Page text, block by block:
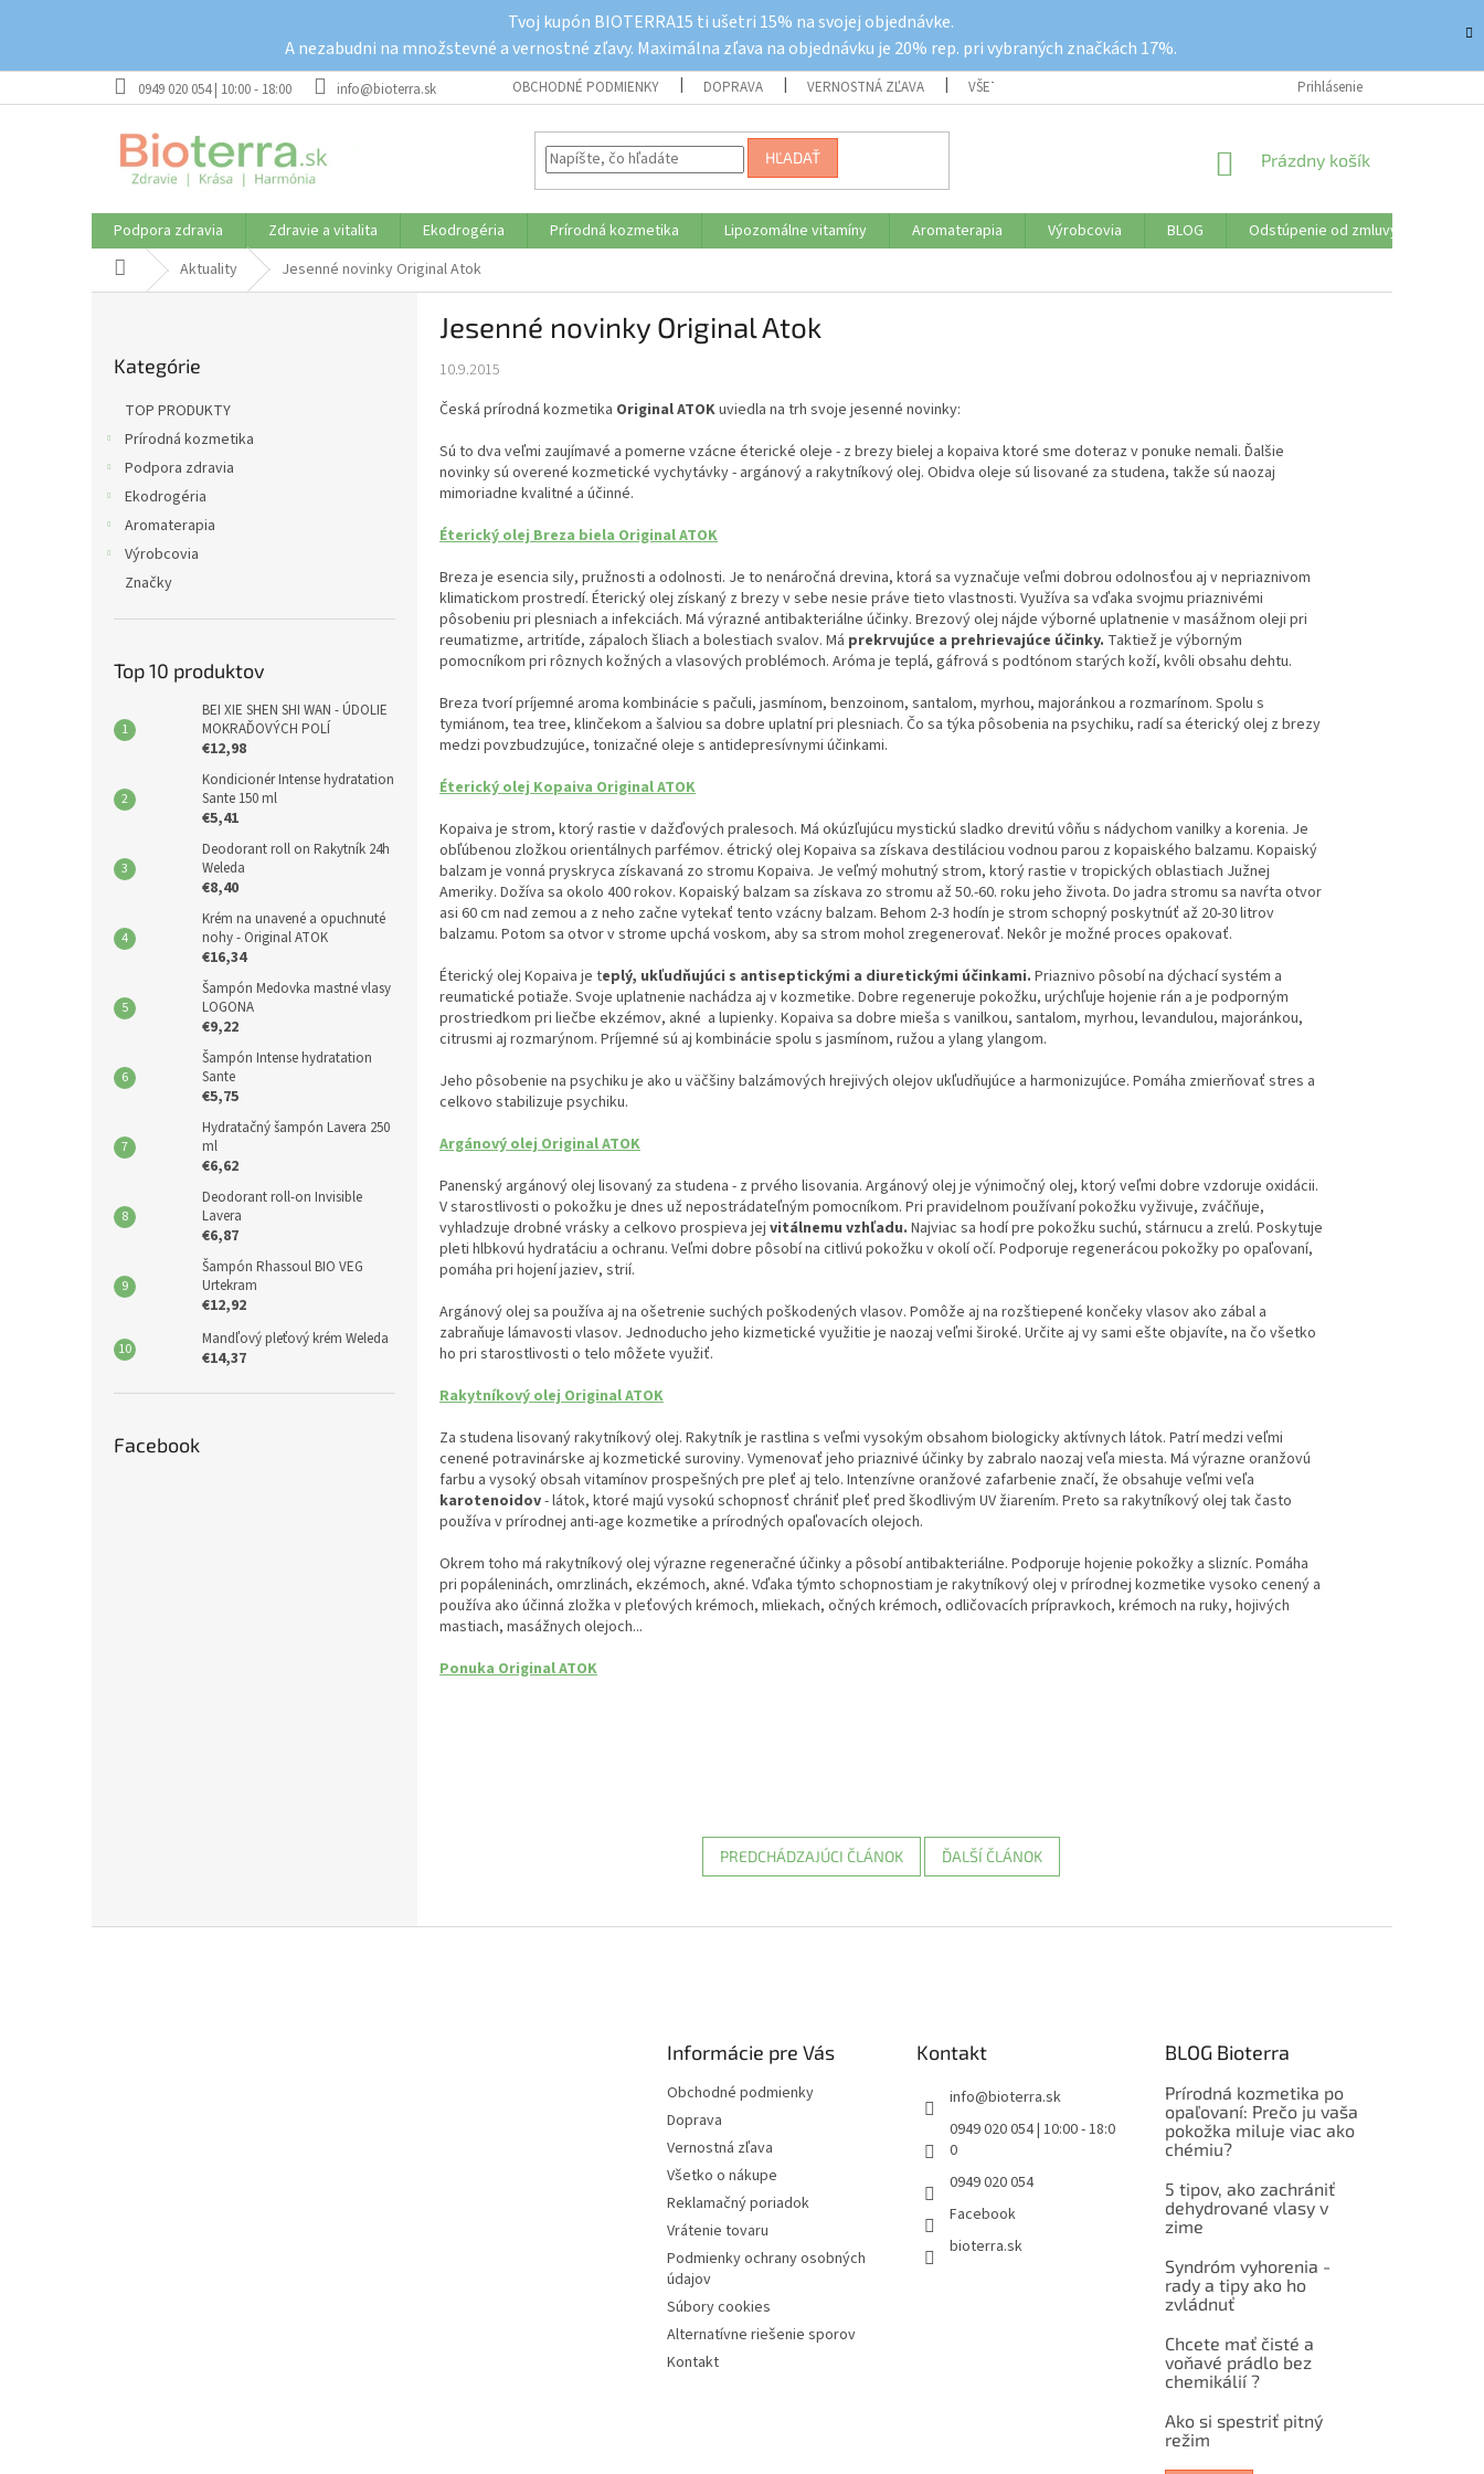
Tvoj kupón BIOTERRA15 ti ušetri 15% na svojej objednávke.
A nezabudni na množstevné a vernostné zľavy. Maximálna zľava na objednávku je 20% rep. pri vybraných značkách 17%.
0949 020 054 | 10:00 - 18:00 info@bioterra.sk OBCHODNÉ PODMIENKY DOPRAVA VERNOSTNÁ ZĽAVA VŠETKO O NÁKUPE VRÁTENIE TOVARU
Prihlásenie
HĽADAŤ
NÁKUPNÝ
Prázdny košík
Podpora zdravia Zdravie a vitalita Ekodrogéria Prírodná kozmetika Lipozomálne vitamíny Aromaterapia Výrobcovia BLOG Odstúpenie od zmluvy
DomovAktuality Jesenné novinky Original Atok
kategórie
Kategórie
TOP PRODUKTY
Prírodná kozmetika
Podpora zdravia
Ekodrogéria
Aromaterapia
Výrobcovia
Značky
Top 10 produktov
BEI XIE SHEN SHI WAN - ÚDOLIE
MOKRAĎOVÝCH POLÍ
€12,98
Kondicionér Intense hydratation
Sante 150 ml
€5,41
Deodorant roll on Rakytník 24h
Weleda
€8,40
Krém na unavené a opuchnuté
nohy - Original ATOK
€16,34
Šampón Medovka mastné vlasy
LOGONA
€9,22
Šampón Intense hydratation
Sante
€5,75
Hydratačný šampón Lavera 250
ml
€6,62
Deodorant roll-on Invisible
Lavera
€6,87
Šampón Rhassoul BIO VEG
Urtekram
€12,92
Mandľový pleťový krém Weleda
€14,37
Facebook
Jesenné novinky Original Atok
10.9.2015
Česká prírodná kozmetika Original ATOKuviedla na trh svoje jesenné novinky:
Sú to dva veľmi zaujímavé a pomerne vzácne éterické oleje - z brezy bielej a kopaiva ktoré sme doteraz v ponuke nemali. Ďalšie
novinky sú overené kozmetické vychytávky - argánový a rakytníkový olej. Obidva oleje sú lisované za studena, takže sú naozaj
mimoriadne kvalitné a účinné.
Éterický olej Breza biela Original ATOK
Breza je esencia sily, pružnosti a odolnosti. Je to nenáročná drevina, ktorá sa vyznačuje veľmi dobrou odolnosťou aj v nepriaznivom
klimatickom prostredí. Éterický olej získaný z brezy v sebe nesie práve tieto vlastnosti. Využíva sa vďaka svojmu priaznivémi
pôsobeniu pri plesniach a infekciách. Má výrazné antibakteriálne účinky. Brezový olej nájde výborné uplatnenie v masážnom oleji pri
reumatizme, artritíde, zápaloch šliach a bolestiach svalov. Má prekrvujúce a prehrievajúce účinky. Taktiež je výborným
pomocníkom pri rôznych kožných a vlasových problémoch. Aróma je teplá, gáfrová s podtónom starých koží, kvôli obsahu dehtu.
Breza tvorí príjemné aroma kombinácie s pačuli, jasmínom, benzoinom, santalom, myrhou, majoránkou a rozmarínom. Spolu s
tymiánom, tea tree, klinčekom a šalviou sa dobre uplatní pri plesniach. Čo sa týka pôsobenia na psychiku, radí sa éterický olej z brezy
medzi povzbudzujúce, tonizačné oleje s antidepresívnymi účinkami.
Éterický olej Kopaiva Original ATOK
Kopaiva je strom, ktorý rastie v dažďových pralesoch. Má okúzľujúcu mystickú sladko drevitú vôňu s nádychom vanilky a korenia. Je
obľúbenou zložkou orientálnych parfémov. étrický olej Kopaiva sa získava destiláciou vodnou parou z kopaiského balzamu. Kopaiský
balzam je vonná pryskryca získavaná zo stromu Kopaiva. Je veľmý mohutný strom, ktorý rastie v tropických oblastiach Južnej
Ameriky. Dožíva sa okolo 400 rokov. Kopaiský balzam sa získava zo stromu až 50.-60. roku jeho života. Do jadra stromu sa navŕta otvor
asi 60 cm nad zemou a z neho začne vytekať tento vzácny balzam. Behom 2-3 hodín je strom schopný poskytnúť až 20-30 litrov
balzamu. Potom sa otvor v strome upchá voskom, aby sa strom mohol zregenerovať. Nekôr je možné proces opakovať.
Éterický olej Kopaiva je teplý, ukľudňujúci s antiseptickými a diuretickými účinkami. Priaznivo pôsobí na dýchací systém a
reumatické potiaže. Svoje uplatnenie nachádza aj v kozmetike. Dobre regeneruje pokožku, urýchľuje hojenie rán a je podporným
prostriedkom pri liečbe ekzémov, akné a lupienky. Kopaiva sa dobre mieša s vanilkou, santalom, myrhou, levandulou, majoránkou,
citrusmi aj rozmarýnom. Príjemné sú aj kombinácie spolu s jasmínom, ružou a ylang ylangom.
Jeho pôsobenie na psychiku je ako u väčšiny balzámových hrejivých olejov ukľudňujúce a harmonizujúce. Pomáha zmierňovať stres a
celkovo stabilizuje psychiku.
Argánový olej Original ATOK
Panenský argánový olej lisovaný za studena - z prvého lisovania. Argánový olej je výnimočný olej, ktorý veľmi dobre vzdoruje oxidácii.
V starostlivosti o pokožku je dnes už nepostrádateľným pomocníkom. Pri pravidelnom používaní pokožku vyživuje, zváčňuje,
vyhladzuje drobné vrásky a celkovo prospieva jej vitálnemu vzhľadu. Najviac sa hodí pre pokožku suchú, stárnucu a zrelú. Poskytuje
pleti hlbkovú hydratáciu a ochranu. Veľmi dobre pôsobí na citlivú pokožku v okolí očí. Podporuje regenerácou pokožky po opaľovaní,
pomáha pri hojení jaziev, strií.
Argánový olej sa používa aj na ošetrenie suchých poškodených vlasov. Pomôže aj na rozštiepené končeky vlasov ako zábal a
zabraňuje lámavosti vlasov. Jednoducho jeho kizmetické využitie je naozaj veľmi široké. Určite aj vy sami ešte objavíte, na čo všetko
ho pri starostlivosti o telo môžete využiť.
Rakytníkový olej Original ATOK
Za studena lisovaný rakytníkový olej. Rakytník je rastlina s veľmi vysokým obsahom biologicky aktívnych látok. Patrí medzi veľmi
cenené potravinárske aj kozmetické suroviny. Vymenovať jeho priaznivé účinky by zabralo naozaj veľa miesta. Má výrazne oranžovú
farbu a vysoký obsah vitamínov prospešných pre pleť aj telo. Intenzívne oranžové zafarbenie značí, že obsahuje veľmi veľa
karotenoidov- látok, ktoré majú vysokú schopnosť chrániť pleť pred škodlivým UV žiarením. Preto sa rakytníkový olej tak často
používa v prírodnej anti-age kozmetike a prírodných opaľovacích olejoch.
Okrem toho má rakytníkový olej výrazne regeneračné účinky a pôsobí antibakteriálne. Podporuje hojenie pokožky a slizníc. Pomáha
pri popáleninách, omrzlinách, ekzémoch, akné. Vďaka týmto schopnostiam je rakytníkový olej v prírodnej kozmetike vysoko cenený a
používa ako účinná zložka v pleťových krémoch, mliekach, očných krémoch, odličovacích prípravkoch, krémoch na ruky, hojivých
mastiach, masážnych olejoch...
Ponuka Original ATOK
PREDCHÁDZAJÚCI ČLÁNOK ĎALŠÍ ČLÁNOK
Informácie pre Vás
Obchodné podmienky
Doprava
Vernostná zľava
Všetko o nákupe
Reklamačný poriadok
Vrátenie tovaru
Podmienky ochrany osobných
údajov
Súbory cookies
Alternatívne riešenie sporov
Kontakt
Kontakt
info@bioterra.sk
0949 020 054 | 10:00 - 18:0
0
0949 020 054
Facebook
bioterra.sk
BLOG Bioterra
Prírodná kozmetika po
opaľovaní: Prečo ju vaša
pokožka miluje viac ako
chémiu?
5 tipov, ako zachrániť
dehydrované vlasy v
zime
Syndróm vyhorenia -
rady a tipy ako ho
zvládnuť
Chcete mať čisté a
voňavé prádlo bez
chemikálií ?
Ako si spestriť pitný
režim